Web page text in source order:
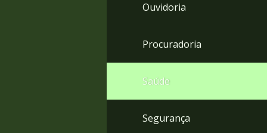
Ouvidoria
Procuradoria
Saúde
Segurança